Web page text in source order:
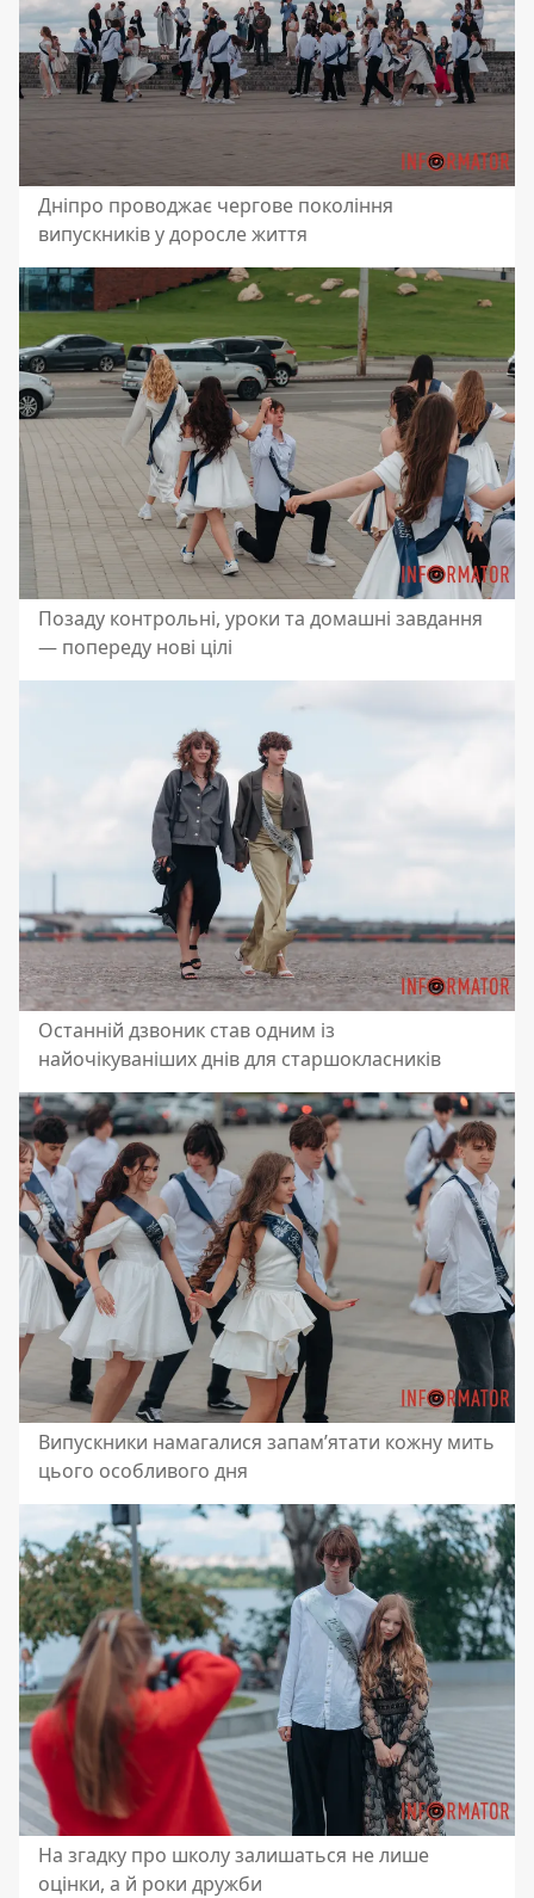
Дніпро проводжає чергове покоління
випускників у доросле життя
Позаду контрольні, уроки та домашні завдання
— попереду нові цілі
Останній дзвоник став одним із
найочікуваніших днів для старшокласників
Випускники намагалися запам’ятати кожну мить
цього особливого дня
На згадку про школу залишаться не лише
оцінки, а й роки дружби